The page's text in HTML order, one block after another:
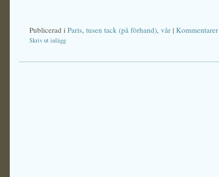
Publicerad i Paris, tusen tack (på förhand), vår |
Skriv ut inlägg